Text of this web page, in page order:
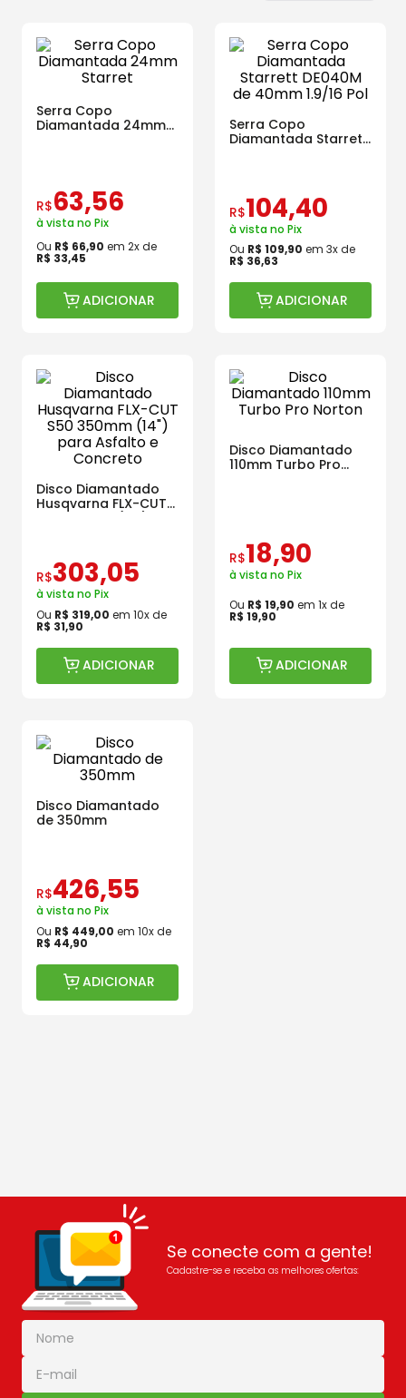
Serra Copo
Diamantada 24mm
R$63,56
à vista no Pix
Ou R$ 66,90 em 2x de
R$ 33,45
ADICIONAR
Serra Copo
Diamantada Starrett
R$104,40
à vista no Pix
Ou R$ 109,90 em 3x de
R$ 36,63
ADICIONAR
Disco Diamantado
Husqvarna FLX-CUT
R$303,05
à vista no Pix
Ou R$ 319,00 em 10x de
R$ 31,90
ADICIONAR
Disco Diamantado
110mm Turbo Pro
R$18,90
à vista no Pix
Ou R$ 19,90 em 1x de
R$ 19,90
ADICIONAR
Disco Diamantado
de 350mm
R$426,55
à vista no Pix
Ou R$ 449,00 em 10x de
R$ 44,90
ADICIONAR
Se conecte com a gente!
Cadastre-se e receba as melhores ofertas: